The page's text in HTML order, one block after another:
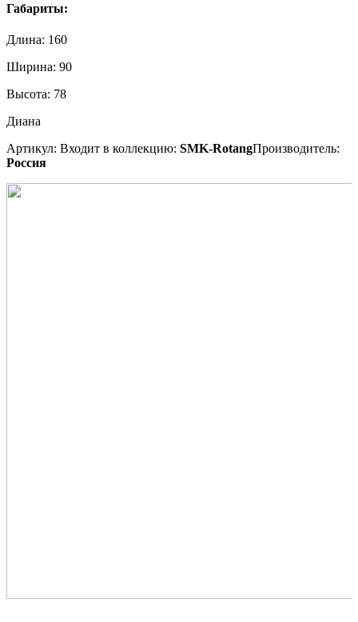
Габариты:
Длина: 160
Ширина: 90
Высота: 78
Диана
Артикул: Входит в коллекцию: SMK-RotangПроизводитель:
Россия